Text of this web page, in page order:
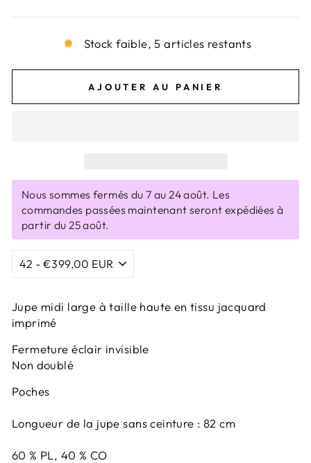
Stock faible, 5 articles restants
AJOUTER AU PANIER
Nous sommes fermés du 7 au 24 août. Les
commandes passées maintenant seront expédiées à
partir du 25 août.
Jupe midi large à taille haute en tissu jacquard
imprimé
Fermeture éclair invisible
Non doublé
Poches
Longueur de la jupe sans ceinture : 82 cm
60 % PL, 40 % CO